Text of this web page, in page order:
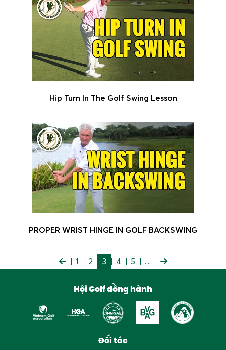
Hip Turn In The Golf Swing Lesson
PROPER WRIST HINGE IN GOLF BACKSWING
1 2 3 4 5 ....
Hội Golf đồng hành
Đối tác